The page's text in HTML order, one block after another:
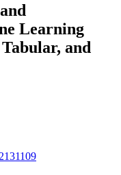
Learning
and